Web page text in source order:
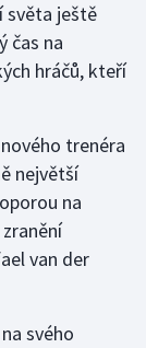
světa ještě
čas na
hráčů, kteří
trenéra
největší
na
van der
svého